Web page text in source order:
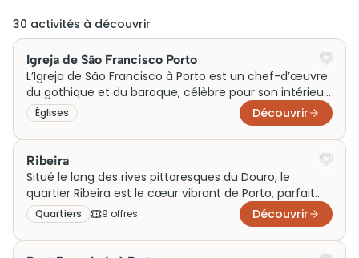
30 activités à découvrir
Igreja de São Francisco Porto
L’Igreja de São Francisco à Porto est un chef-d’œuvre
du gothique et du baroque, célèbre pour son intérieur
somptueusement décoré de bois doré. Construite
initialement comme église monastique au XIVe siècle,
elle illustre l’histoire riche de Porto. Aujourd’hui, cette
église est une attraction touristique incontournable.
Son importance historique et culturelle attire des
milliers de visiteurs chaque année.
Églises Découvrir
Ribeira
Situé le long des rives pittoresques du Douro, le
quartier Ribeira est le cœur vibrant de Porto, parfait
pour une visite incontournable. Classé au patrimoine
mondial de l’UNESCO, Ribeira charme avec ses ruelles
médiévales, maisons colorées et ambiance animée,
Quartiers 9 offres Découvrir